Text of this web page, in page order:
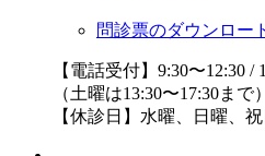
問診票のダウンロー
【電話受付】9:30〜12:30 /
（土曜は13:30〜17:30まで）
【休診日】水曜、日曜、祝